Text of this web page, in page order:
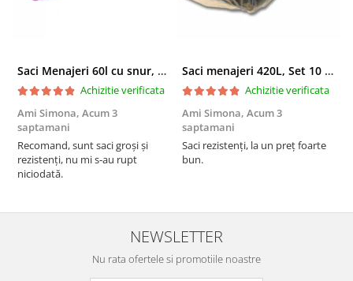
Saci Menajeri 60l cu snur, Roz, 10buc/rola
Achizitie verificata
Ami Simona, Acum 3
saptamani
Recomand, sunt saci groși și
rezistenți, nu mi s-au rupt
niciodată.
Saci menajeri 420L, Set 10 bucati
Achizitie verificata
Ami Simona, Acum 3
saptamani
Saci rezistenți, la un preț foarte
bun.
NEWSLETTER
Nu rata ofertele si promotiile noastre